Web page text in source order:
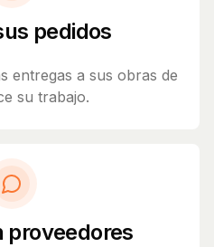
pedidos
entregas a sus obras de
su trabajo.
proveedores